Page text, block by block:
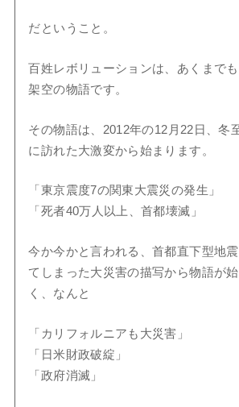
だということ。
百姓レボリューションは、あくまで
架空の物語です。
その物語は、2012年の12月22日、冬
に訪れた大激変から始まります。
「東京震度7の関東大震災の発生」
「死者40万人以上、首都壊滅」
今か今かと言われる、首都直下型地
てしまった大災害の描写から物語が
く、なんと
「カリフォルニアも大災害」
「日米財政破綻」
「政府消滅」